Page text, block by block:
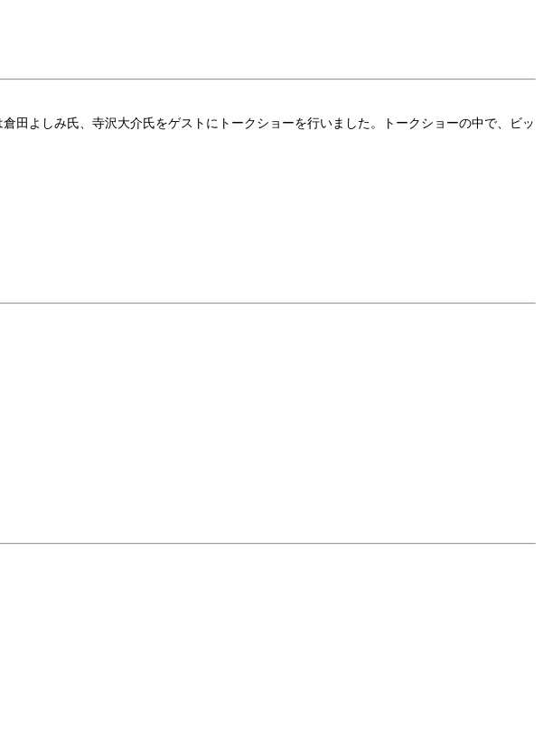
田よしみ氏、寺沢大介氏をゲストにトークショーを行いました。トークショーの中で、ビッ